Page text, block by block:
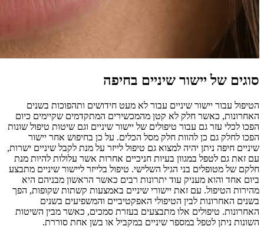
סוגים של יישור שיניים בחיפה
הטיפול עבור יישור שיניים עבור לא מעט חידושים ותהפוכות בשנים
האחרונות, כאשר חלק לא קטן מהמכשירים המתקדמים שקיימים כיום
הפכו לכלי עזר גם עבור טיפולים של יישור שיניים וגם שיטות טיפול שונות
הפכו לחלק גם כן להוות חלק מסל הכלים. על כן בחיפוש אחר יישור
שיניים חיפה ניתן יהיה למצוא גם טיפול לייזר על מנת לקבל שיניים ישרות,
עם זאת גם לטפל במגוון בעיות חניכיים אחרות אשר עלולות להיות מנת
חלקם של מטופלים בני הגיל השלישי. טיפול בלייזר ליישור שיניים מתבצע
ביום אחד והוא מעניק עוד יתרונות רבים כאשר הראשון מבניהם היא
מהירות הטיפול. עם זאת יישורי שיניים באמצעות קשתות שקופות, הפך
בשנים האחרונות לבין הטיפולי האפקטיביים והמשפיעים בשנים
האחרונות. טיפולים אלו מתבצעים בעזרת סמכים, כאשר מבין השיטות
השונות ניתן לטפל במספר שיניים במקביל או בשן אחת סוררת.